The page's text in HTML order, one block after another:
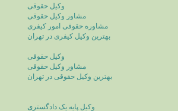
وکیل حقوقی
مشاور وکیل حقوقی
مشاوره حقوقی امور کیفری
بهترین وکیل کیفری در تهران
وکیل حقوقی
مشاور وکیل حقوقی
بهترین وکیل حقوقی در تهران
وکیل پایه یک دادگستری